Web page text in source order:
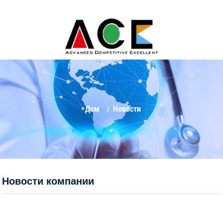
Дом Новости
Новости компании